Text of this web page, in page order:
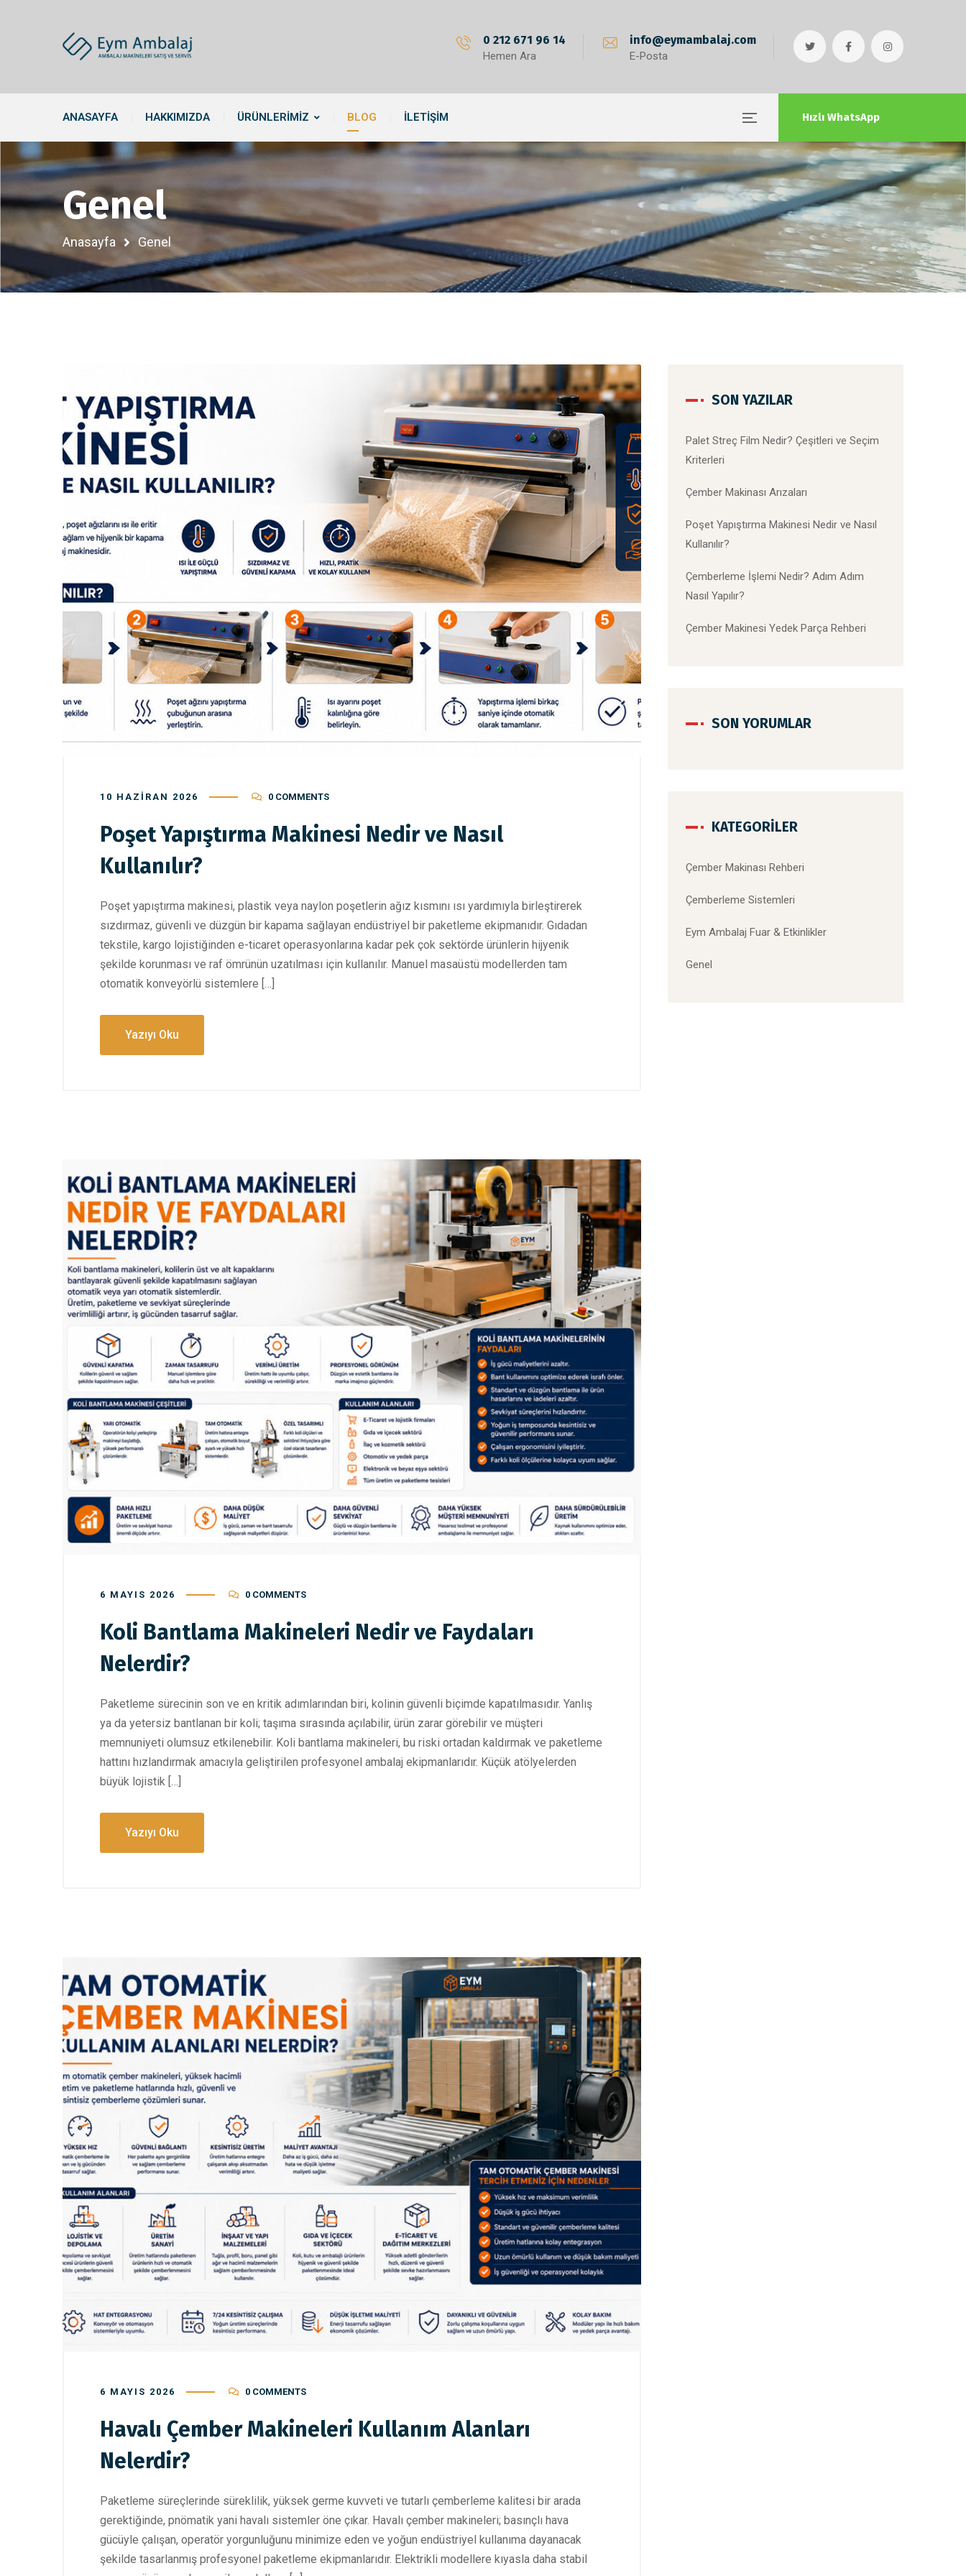
0 212 671 96 14
Hemen Ara
info@eymambalaj.com
E-Posta
Hızlı WhatsApp
ANASAYFA HAKKIMIZDA ÜRÜNLERIMIZ BLOG İLETIŞIM
Genel
Anasayfa Genel
10 HAZIRAN 2026 0 COMMENTS
Poşet Yapıştırma Makinesi Nedir ve Nasıl
Kullanılır?
Poşet yapıştırma makinesi, plastik veya naylon poşetlerin ağız kısmını ısı yardımıyla birleştirerek
sızdırmaz, güvenli ve düzgün bir kapama sağlayan endüstriyel bir paketleme ekipmanıdır. Gıdadan
tekstile, kargo lojistiğinden e-ticaret operasyonlarına kadar pek çok sektörde ürünlerin hijyenik
şekilde korunması ve raf ömrünün uzatılması için kullanılır. Manuel masaüstü modellerden tam
otomatik konveyörlü sistemlere […]
Yazıyı Oku
6 MAYIS 2026 0 COMMENTS
Koli Bantlama Makineleri Nedir ve Faydaları
Nelerdir?
Paketleme sürecinin son ve en kritik adımlarından biri, kolinin güvenli biçimde kapatılmasıdır. Yanlış
ya da yetersiz bantlanan bir koli; taşıma sırasında açılabilir, ürün zarar görebilir ve müşteri
memnuniyeti olumsuz etkilenebilir. Koli bantlama makineleri, bu riski ortadan kaldırmak ve paketleme
hattını hızlandırmak amacıyla geliştirilen profesyonel ambalaj ekipmanlarıdır. Küçük atölyelerden
büyük lojistik […]
Yazıyı Oku
6 MAYIS 2026 0 COMMENTS
Havalı Çember Makineleri Kullanım Alanları
Nelerdir?
Paketleme süreçlerinde süreklilik, yüksek germe kuvveti ve tutarlı çemberleme kalitesi bir arada
gerektiğinde, pnömatik yani havalı sistemler öne çıkar. Havalı çember makineleri; basınçlı hava
gücüyle çalışan, operatör yorgunluğunu minimize eden ve yoğun endüstriyel kullanıma dayanacak
şekilde tasarlanmış profesyonel paketleme ekipmanlarıdır. Elektrikli modellere kıyasla daha stabil
SON YAZILAR
Palet Streç Film Nedir? Çeşitleri ve Seçim
Kriterleri
Çember Makinası Arızaları
Poşet Yapıştırma Makinesi Nedir ve Nasıl
Kullanılır?
Çemberleme İşlemi Nedir? Adım Adım
Nasıl Yapılır?
Çember Makinesi Yedek Parça Rehberi
SON YORUMLAR
KATEGORILER
Çember Makinası Rehberi
Çemberleme Sistemleri
Eym Ambalaj Fuar & Etkinlikler
Genel